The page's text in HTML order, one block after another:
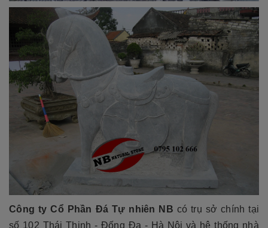
Công ty Cổ Phần Đá Tự nhiên NB có trụ sở chính tại
số 102 Thái Thịnh - Đống Đa - Hà Nội và hệ thống nhà